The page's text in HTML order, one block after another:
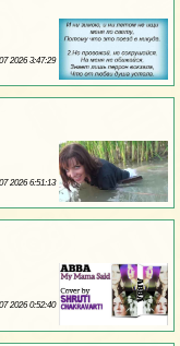
2026 3:47:29
2026 6:51:13
2026 0:52:40